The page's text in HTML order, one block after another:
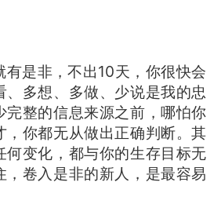
是非，不出10天，你很快会
、多想、多做、少说是我的忠
完整的信息来源之前，哪怕你
，你都无从做出正确判断。其
何变化，都与你的生存目标无
，卷入是非的新人，是最容易